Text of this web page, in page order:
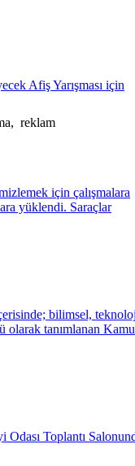
Afiş Yarışması için
reklam
için çalışmalara
yüklendi. Saraçlar
bilimsel,
olarak tanımlanan Kamu
Toplantı